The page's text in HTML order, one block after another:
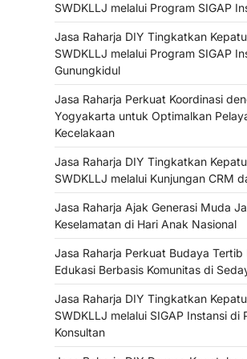
SWDKLLJ melalui Program SIGAP
Jasa Raharja DIY Tingkatkan
SWDKLLJ melalui Program SIGAP
Gunungkidul
Jasa Raharja Perkuat Koordinasi
Yogyakarta untuk Optimalkan
Kecelakaan
Jasa Raharja DIY Tingkatkan
SWDKLLJ melalui Kunjungan CRM
Jasa Raharja Ajak Generasi Muda
Keselamatan di Hari Anak Nasional
Jasa Raharja Perkuat Budaya Tertib
Edukasi Berbasis Komunitas di
Jasa Raharja DIY Tingkatkan
SWDKLLJ melalui SIGAP Instansi di
Konsultan